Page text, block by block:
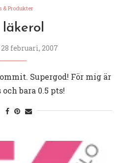
& Produkter
28 februari, 2007
Supergod! För mig är
bara 0.5 pts!